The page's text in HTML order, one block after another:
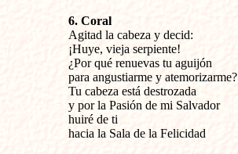
6. Coral
Agitad la cabeza y decid:
¡Huye, vieja serpiente!
¿Por qué renuevas tu aguijón
para angustiarme y atemorizarme?
Tu cabeza está destrozada
y por la Pasión de mi Salvador
huiré de ti
hacia la Sala de la Felicidad